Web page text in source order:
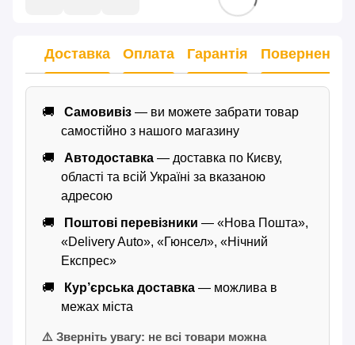
Доставка Оплата Гарантія Повернення
Самовивіз — ви можете забрати товар
самостійно з нашого магазину
Автодоставка — доставка по Києву,
області та всій Україні за вказаною
адресою
Поштові перевізники — «Нова Пошта»,
«Delivery Auto», «Гюнсел», «Нічний
Експрес»
Кур’єрська доставка — можлива в
межах міста
⚠️ Зверніть увагу: не всі товари можна